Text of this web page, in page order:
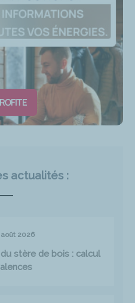
actualités :
2026
stère de bois : calcul